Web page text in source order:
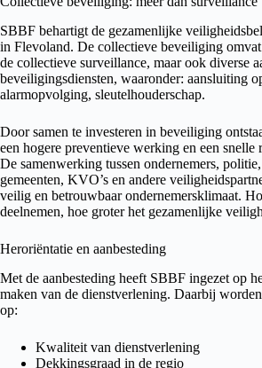
SBBF behartigt de gezamenlijke
in Flevoland. De collectieve beveiliging
de collectieve surveillance, maar ook diverse
beveiligingsdiensten, waaronder: aansluiting
alarmopvolging, sleutelhouderschap.
Door samen te investeren in beveiliging
een hogere preventieve werking en een snelle
De samenwerking tussen ondernemers,
gemeenten, KVO’s en andere
veilig en betrouwbaar ondernemersklimaat.
deelnemen, hoe groter het gezamenlijke
Heroriëntatie en aanbesteding
Met de aanbesteding heeft SBBF ingezet op
maken van de dienstverlening. Daarbij
op:
Kwaliteit van dienstverlening
Dekkingsgraad in de regio